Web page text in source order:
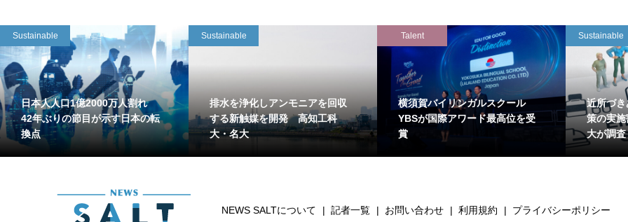
Sustainable
日本人人口1億2000万人割れ
42年ぶりの節目が示す日本の転
換点
Sustainable
排水を浄化しアンモニアを回収
する新触媒を開発 高知工科
大・名大
Talent
横須賀バイリンガルスクール
YBSが国際アワード最高位を受
賞
Sustainable
近所づ
策の実
大が調査
NEWS SALTについて 記者一覧 お問い合わせ 利用規約 プライバシーポリシー